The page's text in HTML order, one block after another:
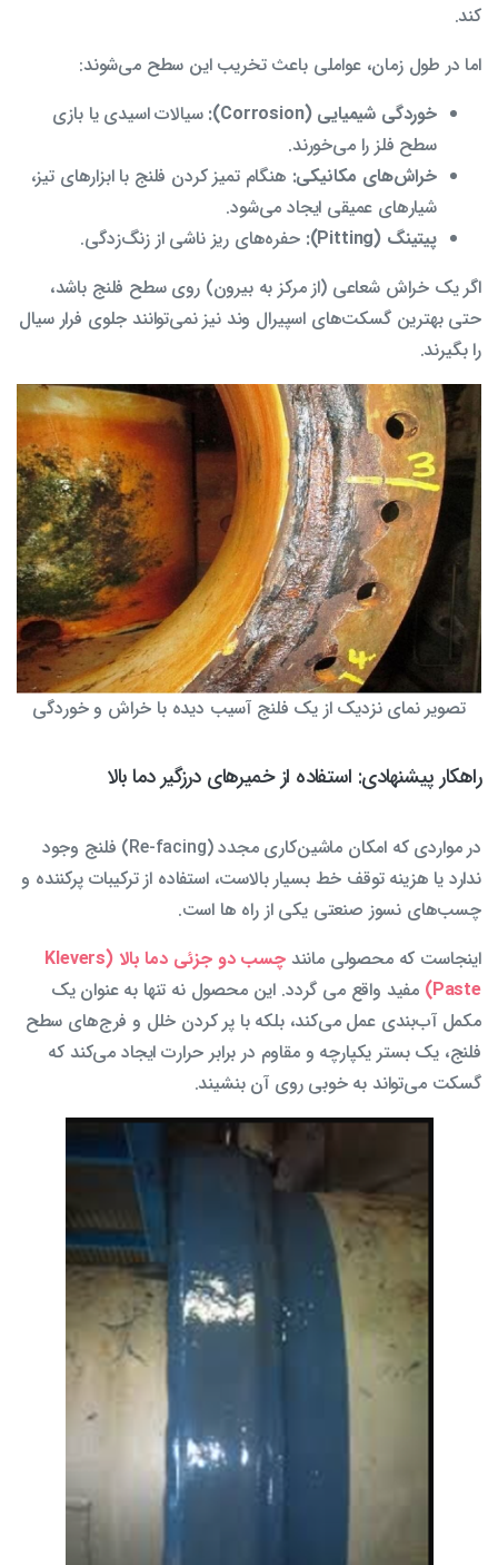
کند.
اما در طول زمان، عواملی باعث تخریب این سطح می‌شوند:
خوردگی شیمیایی (Corrosion):
سیالات اسیدی یا بازی
سطح فلز را می‌خورند.
خراش‌های مکانیکی: هنگام تمیز کردن فلنج با ابزارهای تیز،
شیارهای عمیقی ایجاد می‌شود.
پیتینگ (Pitting):
حفره‌های ریز ناشی از زنگ‌زدگی.
اگر یک خراش شعاعی (از مرکز به بیرون) روی سطح فلنج باشد،
حتی بهترین گسکت‌های اسپیرال وند نیز نمی‌توانند جلوی فرار سیال
را بگیرند.
تصویر نمای نزدیک از یک فلنج آسیب دیده با خراش و خوردگی
راهکار پیشنهادی: استفاده از خمیرهای درزگیر دما بالا
در مواردی که امکان ماشین‌کاری مجدد (Re-facing) فلنج وجود
ندارد یا هزینه توقف خط بسیار بالاست، استفاده از ترکیبات پرکننده و
چسب‌های نسوز صنعتی یکی از راه ها است.
اینجاست که محصولی مانند
چسب دو جزئی دما بالا (Klevers
Paste) مفید واقع می گردد. این محصول نه تنها به عنوان یک
مکمل آب‌بندی عمل می‌کند، بلکه با پر کردن خلل و فرج‌های سطح
فلنج، یک بستر یکپارچه و مقاوم در برابر حرارت ایجاد می‌کند که
گسکت می‌تواند به خوبی روی آن بنشیند.